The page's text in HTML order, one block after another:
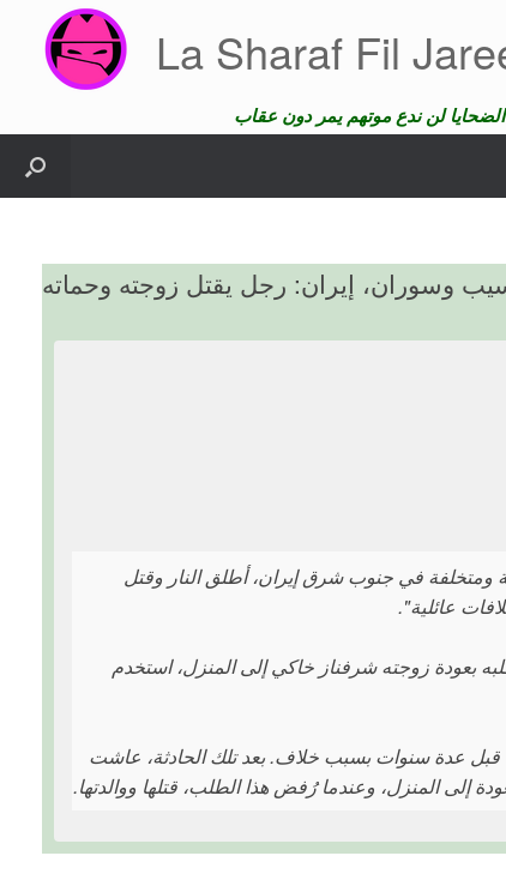
content
La Sharaf Fil
وسوران، إيران: رجل يقتل زوجته وحماته
في جنوب شرق إيران، أطلق النار وقتل
عائلية".
هذه العائلة، بعد رفض طلبه بعودة زوجته شرفناز خاكي إلى المنزل، استخدم
قبل عدة سنوات بسبب خلاف. بعد تلك الحادثة، عاشت
إلى المنزل، وعندما رُفض هذا الطلب، قتلها ووالدتها.